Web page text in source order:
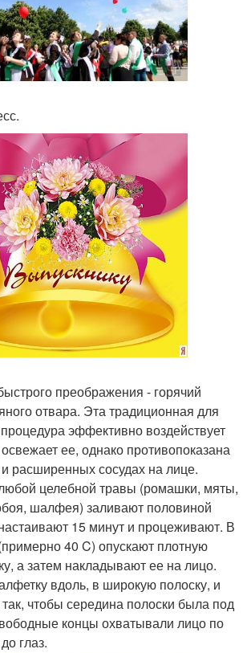
преображения - горячий
отвара. Эта традиционная для
эффективно воздействует
ее, однако противопоказана
расширенных сосудах на лице.
целебной травы (ромашки, мяты,
шалфея) заливают половиной
15 минут и процеживают. В
40 C) опускают плотную
а затем накладывают ее на лицо.
вдоль, в широкую полоску, и
чтобы середина полоски была под
концы охватывали лицо по
глаз.